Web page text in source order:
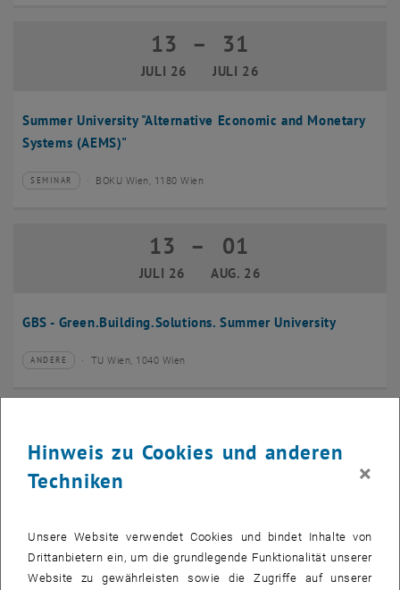
Summer University "Alternative Economic and Monetary
Systems (AEMS)"
13
JULI 26
13 Juli 2026 bis 31 Juli 2026
– 31
JULI 26
Veranstaltungstyp:
SEMINAR
Veranstaltungsort:BOKU Wien, 1180 Wien
GBS - Green.Building.Solutions. Summer University
13
JULI 26
13 Juli 2026 bis 01 August 2026
– 01
AUG. 26
Veranstaltungstyp:
ANDERE
Veranstaltungsort:TU Wien, 1040 Wien
JULI 26 JULI 26
Veranstaltungstyp:
KONFERENZ
Veranstaltungsort:TU Wien, 1040 Wien
Hinweis zu Cookies und anderen
Techniken
×
Unsere Website verwendet Cookies und bindet Inhalte von
Drittanbietern ein, um die grundlegende Funktionalität unserer
Website zu gewährleisten sowie die Zugriffe auf unserer